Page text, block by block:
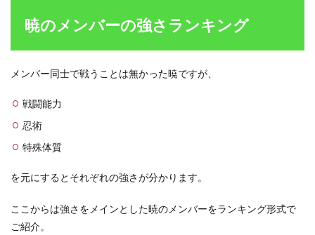
の強
さラ
1.1
位
第9
飛段
ん)
1.3
暁のメンバーの強さランキング
メンバー同士で戦うことは無かった暁ですが、
戦闘能力
忍術
特殊体質
を元にするとそれぞれの強さが分かります。
ここからは強さをメインとした暁のメンバーをランキング形式で
ご紹介。